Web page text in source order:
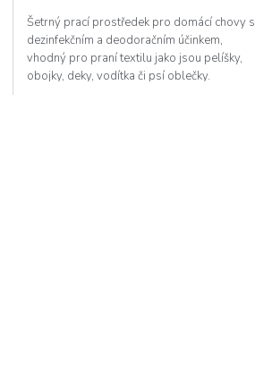
z
5
hvězdiček.
Šetrný prací prostředek pro domácí chovy s
dezinfekčním a deodoračním účinkem,
vhodný pro praní textilu jako jsou pelíšky,
obojky, deky, vodítka či psí oblečky.